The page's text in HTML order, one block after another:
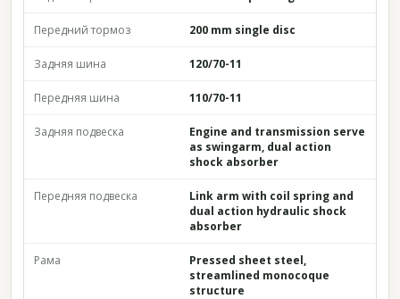
Передний тормоз 200 mm single disc
Задняя шина 120/70-11
Передняя шина 110/70-11
Задняя подвеска
Engine and transmission serve
as swingarm, dual action
shock absorber
Передняя подвеска
Link arm with coil spring and
dual action hydraulic shock
absorber
Рама
Pressed sheet steel,
streamlined monocoque
structure